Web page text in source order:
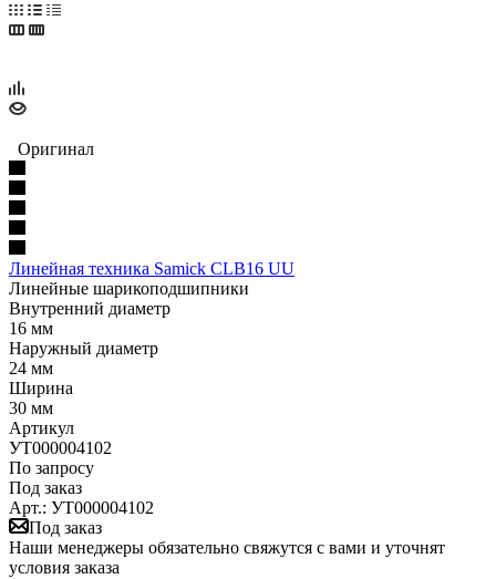
Оригинал
Линейная техника Samick CLB16 UU
Линейные шарикоподшипники
Внутренний диаметр
16 мм
Наружный диаметр
24 мм
Ширина
30 мм
Артикул
УТ000004102
По запросу
Под заказ
Арт.: УТ000004102
Под заказ
Наши менеджеры обязательно свяжутся с вами и уточнят
условия заказа